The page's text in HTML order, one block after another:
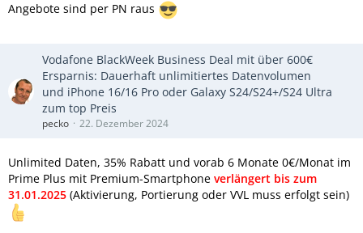
Angebote sind per PN raus
Vodafone BlackWeek Business Deal mit über 600€
Ersparnis: Dauerhaft unlimitiertes Datenvolumen
und iPhone 16/16 Pro oder Galaxy S24/S24+/S24 Ultra
zum top Preis
pecko 22. Dezember 2024
Unlimited Daten, 35% Rabatt und vorab 6 Monate 0€/Monat im
Prime Plus mit Premium-Smartphone verlängert bis zum
31.01.2025 (Aktivierung, Portierung oder VVL muss erfolgt sein)